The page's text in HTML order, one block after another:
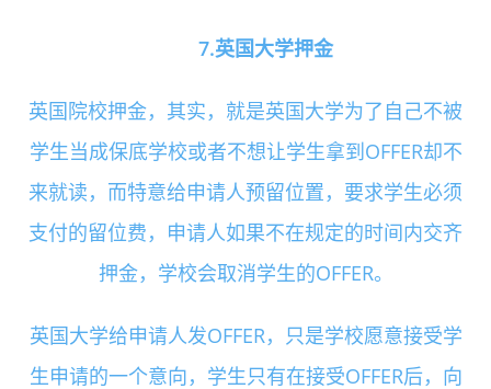
7.英国大学押金
英国院校押金，其实，就是英国大学为了自己不被
学生当成保底学校或者不想让学生拿到OFFER却不
来就读，而特意给申请人预留位置，要求学生必须
支付的留位费，申请人如果不在规定的时间内交齐
押金，学校会取消学生的OFFER。
英国大学给申请人发OFFER，只是学校愿意接受学
生申请的一个意向，学生只有在接受OFFER后，向